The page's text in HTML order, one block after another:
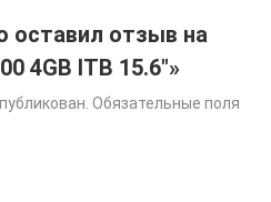
оставил отзыв на
4GB ITB 15.6″»
Обязательные поля